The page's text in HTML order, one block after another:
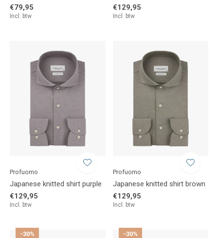
€79,95
Incl. btw
€129,95
Incl. btw
Profuomo
Japanese knitted shirt purple
€129,95
Incl. btw
Profuomo
Japanese knitted shirt brown
€129,95
Incl. btw
-30% -30%